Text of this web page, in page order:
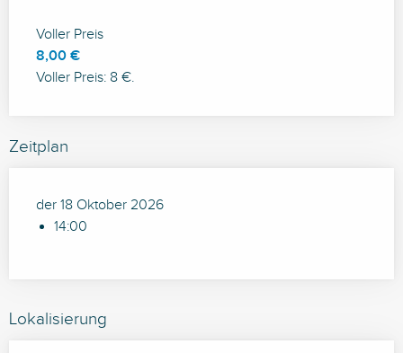
Voller Preis
8,00 €
Voller Preis: 8 €.
Zeitplan
der 18 Oktober 2026
14:00
Lokalisierung